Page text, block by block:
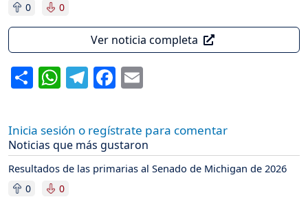
0 0
Ver noticia completa
ShareWhatsApp
Telegram
Facebook
Inicia sesión o regístrate para comentar
Noticias que más gustaron
Resultados de las primarias al Senado de Michigan de 2026
0 0